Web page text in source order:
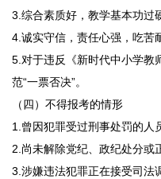
3.综合素质好，教学基本功过
4.诚实守信，责任心强，吃苦
5.对于违反《新时代中小学教
范“一票否决”。
（四）不得报考的情形
1.曾因犯罪受过刑事处罚的人
2.尚未解除党纪、政纪处分或
3.涉嫌违法犯罪正在接受司法